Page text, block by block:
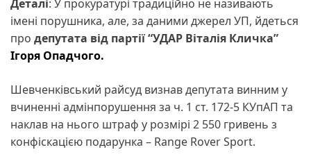
Деталі: У прокуратурі традиційно не називають
імені порушника, але, за даними джерел УП, йдеться
про депутата від партії “УДАР Віталія Кличка”
Ігоря Опадчого.
Шевченківський райсуд визнав депутата винним у
вчиненні адмінпорушення за ч. 1 ст. 172-5 КУпАП та
наклав на нього штраф у розмірі 2 550 гривень з
конфіскацією подарунка – Range Rover Sport.